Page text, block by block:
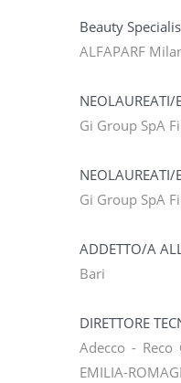
Beauty
ALFAPARF
NEOLAUREATI/
Gi Group SpA
NEOLAUREATI/
Gi Group SpA
ADDETTO/A
Bari
DIRETTORE
Adecco - Reco
EMILIA-